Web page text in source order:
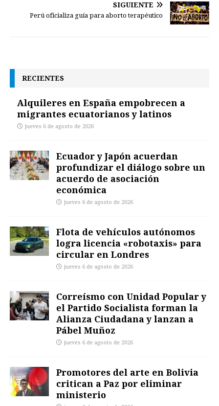
SIGUIENTE
Perú oficializa guía para aborto terapéutico
RECIENTES
Alquileres en España empobrecen a
migrantes ecuatorianos y latinos
jueves 6 de agosto de 2026
Ecuador y Japón acuerdan
profundizar el diálogo sobre un
acuerdo de asociación
económica
jueves 6 de agosto de 2026
Flota de vehículos autónomos
logra licencia «robotaxis» para
circular en Londres
jueves 6 de agosto de 2026
Correísmo con Unidad Popular y
el Partido Socialista forman la
Alianza Ciudadana y lanzan a
Pábel Muñoz
jueves 6 de agosto de 2026
Promotores del arte en Bolivia
critican a Paz por eliminar
ministerio